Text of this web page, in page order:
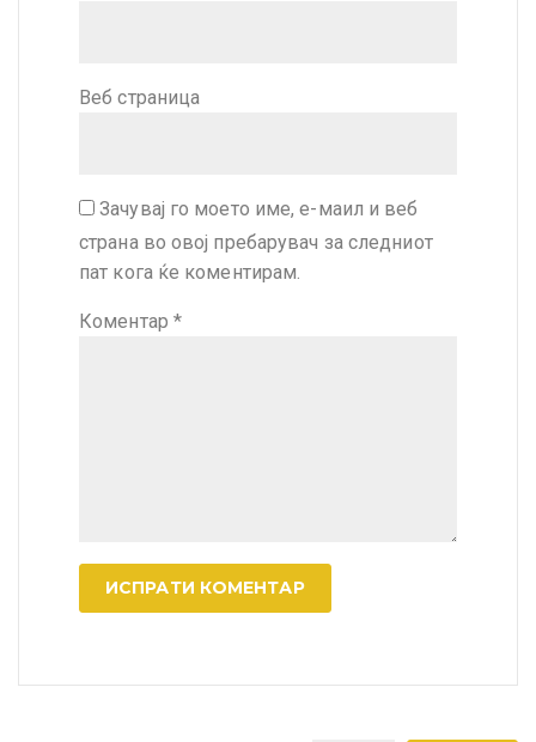
Веб страница
Зачувај го моето име, е-маил и веб
страна во овој пребарувач за следниот
пат кога ќе коментирам.
Коментар *